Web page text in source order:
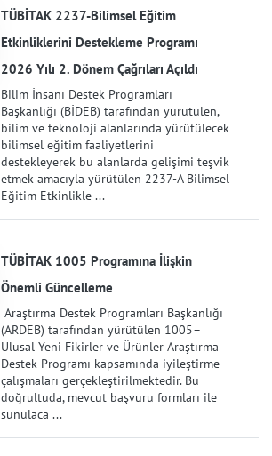
TÜBİTAK 2237-Bilimsel Eğitim
Etkinliklerini Destekleme Programı
2026 Yılı 2. Dönem Çağrıları Açıldı
Bilim İnsanı Destek Programları
Başkanlığı (BİDEB) tarafından yürütülen,
bilim ve teknoloji alanlarında yürütülecek
bilimsel eğitim faaliyetlerini
destekleyerek bu alanlarda gelişimi teşvik
etmek amacıyla yürütülen 2237-A Bilimsel
Eğitim Etkinlikle ...
TÜBİTAK 1005 Programına İlişkin
Önemli Güncelleme
Araştırma Destek Programları Başkanlığı
(ARDEB) tarafından yürütülen 1005–
Ulusal Yeni Fikirler ve Ürünler Araştırma
Destek Programı kapsamında iyileştirme
çalışmaları gerçekleştirilmektedir. Bu
doğrultuda, mevcut başvuru formları ile
sunulaca ...